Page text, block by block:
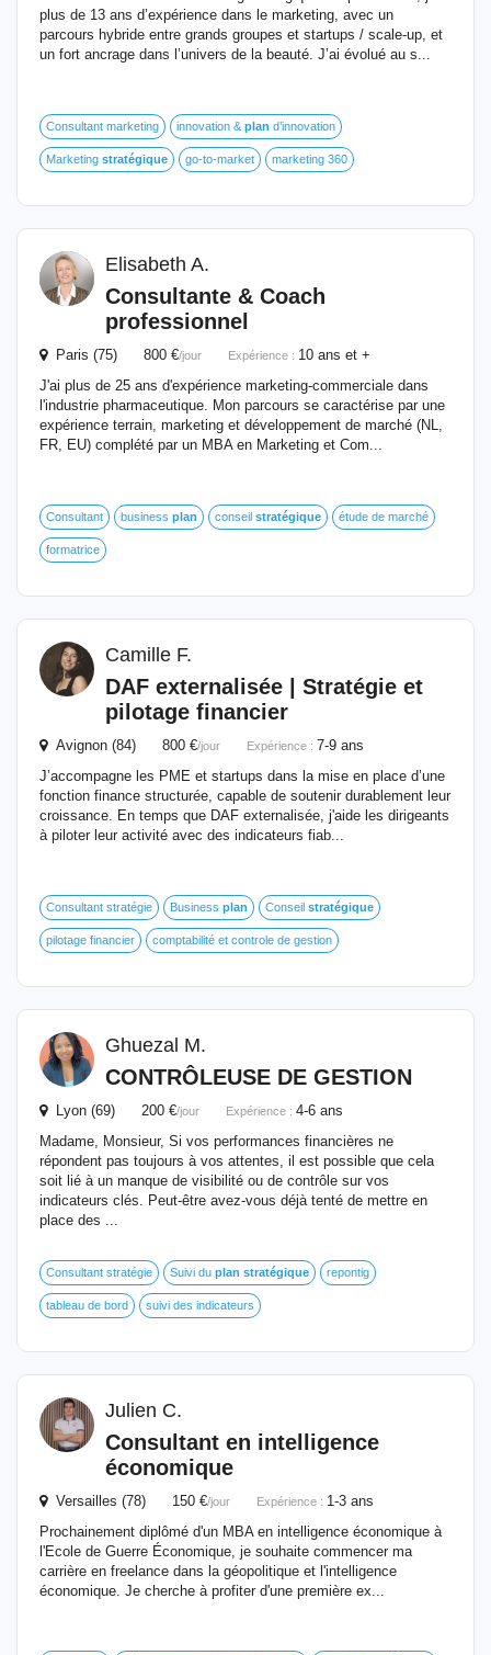
plus de 13 ans d’expérience dans le marketing, avec un
parcours hybride entre grands groupes et startups / scale-up, et
un fort ancrage dans l’univers de la beauté. J’ai évolué au s...
Consultant marketing innovation & plan d’innovation
Marketing stratégique go-to-market marketing 360
Elisabeth A.
Consultante & Coach
professionnel
Paris (75) 800 €/jour Expérience : 10 ans et +
J'ai plus de 25 ans d'expérience marketing-commerciale dans
l'industrie pharmaceutique. Mon parcours se caractérise par une
expérience terrain, marketing et développement de marché (NL,
FR, EU) complété par un MBA en Marketing et Com...
Consultant business plan conseil stratégique étude de marché
formatrice
Camille F.
DAF externalisée | Stratégie et
pilotage financier
Avignon (84) 800 €/jour Expérience : 7-9 ans
J’accompagne les PME et startups dans la mise en place d’une
fonction finance structurée, capable de soutenir durablement leur
croissance. En temps que DAF externalisée, j'aide les dirigeants
à piloter leur activité avec des indicateurs fiab...
Consultant stratégie Business plan Conseil stratégique
pilotage financier comptabilité et controle de gestion
Ghuezal M.
CONTRÔLEUSE DE GESTION
Lyon (69) 200 €/jour Expérience : 4-6 ans
Madame, Monsieur, Si vos performances financières ne
répondent pas toujours à vos attentes, il est possible que cela
soit lié à un manque de visibilité ou de contrôle sur vos
indicateurs clés. Peut-être avez-vous déjà tenté de mettre en
place des ...
Consultant stratégie Suivi du plan stratégique repontig
tableau de bord suivi des indicateurs
Julien C.
Consultant en intelligence
économique
Versailles (78) 150 €/jour Expérience : 1-3 ans
Prochainement diplômé d'un MBA en intelligence économique à
l'Ecole de Guerre Économique, je souhaite commencer ma
carrière en freelance dans la géopolitique et l'intelligence
économique. Je cherche à profiter d'une première ex...